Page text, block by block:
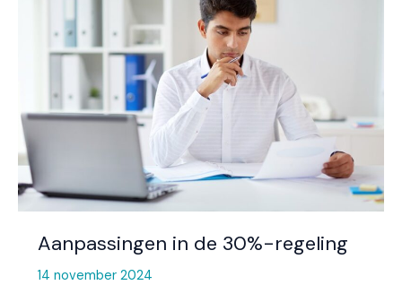
Aanpassingen in de 30%-regeling
14 november 2024
30%-
regeling